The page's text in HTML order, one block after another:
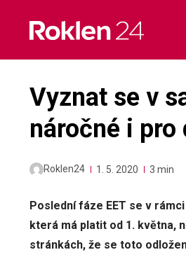
content
Vyznat se v
náročné i pro
Roklen24 1. 5. 2020 3 min
Poslední fáze EET se v
která má platit od 1. května,
stránkách, že se toto